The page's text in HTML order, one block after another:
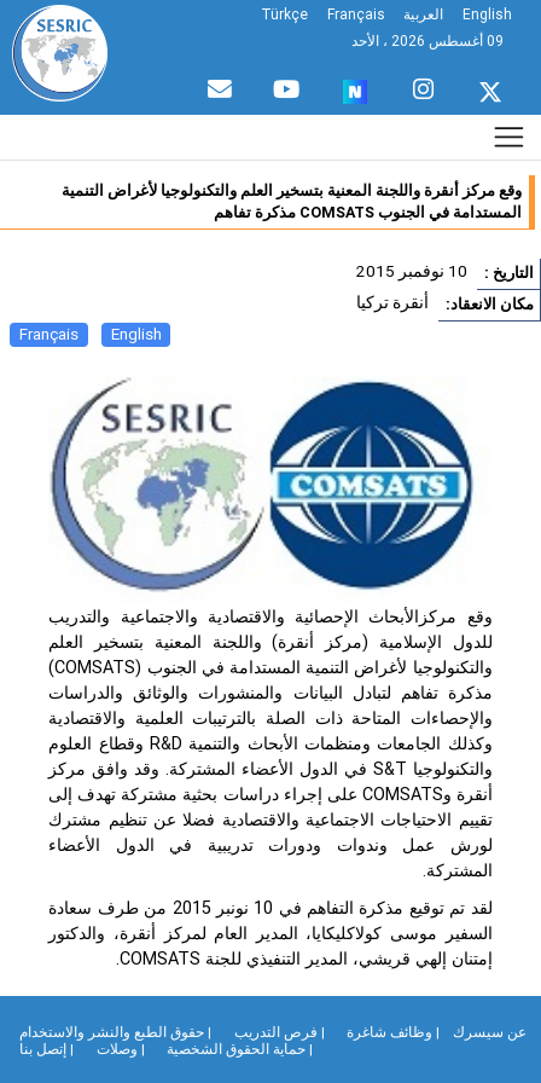
English العربية Français
Türkçe
وقع مركز أنقرة واللجنة المعنية بتسخير العلم والتكنولوجيا لأغراض التنمية
المستدامة في الجنوب COMSATS مذكرة تفاهم
: 10 نوفمبر 2015
الانعقاد: أنقرة تركيا
English
Français
وقع مركزالأبحاث الإحصائية والاقتصادية والاجتماعية والتدريب
للدول الإسلامية (مركز أنقرة) واللجنة المعنية بتسخير العلم
والتكنولوجيا لأغراض التنمية المستدامة في الجنوب (COMSATS)
مذكرة تفاهم لتبادل البيانات والمنشورات والوثائق والدراسات
والإحصاءات المتاحة ذات الصلة بالترتيبات العلمية والاقتصادية
وكذلك الجامعات ومنظمات الأبحاث والتنمية R&D وقطاع العلوم
والتكنولوجيا S&T في الدول الأعضاء المشتركة. وقد وافق مركز
أنقرة وCOMSATS على إجراء دراسات بحثية مشتركة تهدف إلى
تقييم الاحتياجات الاجتماعية والاقتصادية فضلا عن تنظيم مشترك
لورش عمل وندوات ودورات تدريبية في الدول الأعضاء
المشتركة.
لقد تم توقيع مذكرة التفاهم في 10 نونبر 2015 من طرف سعادة
السفير موسى كولاكليكايا، المدير العام لمركز أنقرة، والدكتور
إمتنان إلهي قريشي، المدير التنفيذي للجنة COMSATS.
سيسرك | وظائف شاغرة | فرص التدريب
| حقوق الطبع والنشر والاستخدام
| حماية الحقوق الشخصية
| وصلات | إتصل بنا